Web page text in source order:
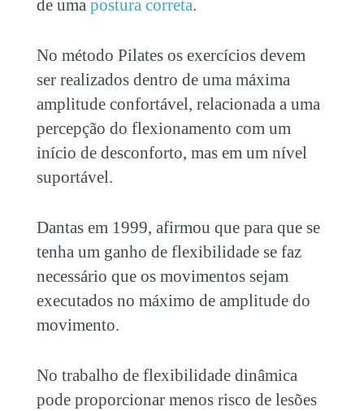
de uma postura correta.
No método Pilates os exercícios devem
ser realizados dentro de uma máxima
amplitude confortável, relacionada a uma
percepção do flexionamento com um
início de desconforto, mas em um nível
suportável.
Dantas em 1999, afirmou que para que se
tenha um ganho de flexibilidade se faz
necessário que os movimentos sejam
executados no máximo de amplitude do
movimento.
No trabalho de flexibilidade dinâmica
pode proporcionar menos risco de lesões